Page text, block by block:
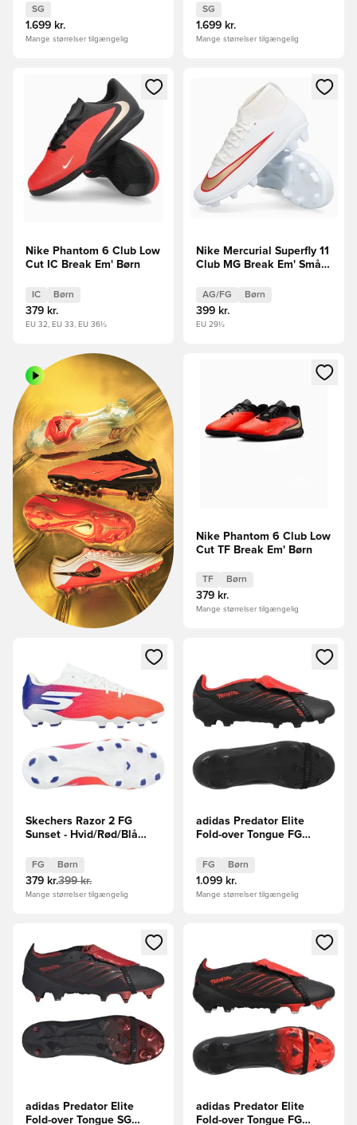
SG
1.699 kr.
Mange størrelser tilgængelig
SG
1.699 kr.
Mange størrelser tilgængelig
Åbner en Modal til at logge ind eller tilmelde dig som
Nike Phantom 6 Club Low
Cut IC Break Em' Børn
IC Børn
379 kr.
EU 32, EU 33, EU 36½
Åbner en Modal til at logge
Nike Mercurial Superfly 11
Club MG Break Em' Små
AG/FG Børn
399 kr.
EU 29½
Åbner en Modal til at logge
Nike Phantom 6 Club Low
Cut TF Break Em' Børn
TF Børn
379 kr.
Mange størrelser tilgængelig
Åbner en Modal til at logge ind eller tilmelde dig som
Skechers Razor 2 FG
Sunset - Hvid/Rød/Blå
FG Børn
379 kr.399 kr.
Mange størrelser tilgængelig
Åbner en Modal til at logge
adidas Predator Elite
Fold-over Tongue FG
LIMITED EDITION
FG Børn
1.099 kr.
Mange størrelser tilgængelig
Åbner en Modal til at logge ind eller tilmelde dig som
adidas Predator Elite
Fold-over Tongue SG
Åbner en Modal til at logge
adidas Predator Elite
Fold-over Tongue FG